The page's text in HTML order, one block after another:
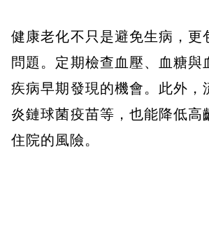
健康老化不只是避免生病，更
問題。定期檢查血壓、血糖與
疾病早期發現的機會。此外，
炎鏈球菌疫苗等，也能降低高
住院的風險。